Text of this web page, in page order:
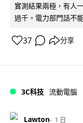
實測結果兩極，有人
過千。電力部門話不
37 分享
3C科技 流動電腦
Lawton 1 日